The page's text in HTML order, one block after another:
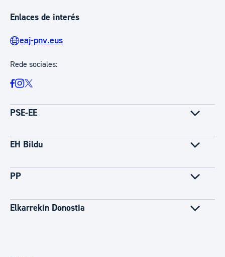
Enlaces de interés
eaj-pnv.eus
Rede sociales:
PSE-EE
EH Bildu
PP
Elkarrekin Donostia